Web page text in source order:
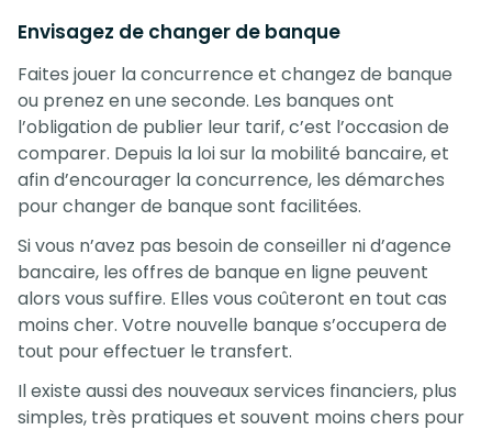
Envisagez de changer de banque
Faites jouer la concurrence et changez de banque
ou prenez en une seconde. Les banques ont
l’obligation de publier leur tarif, c’est l’occasion de
comparer. Depuis la loi sur la mobilité bancaire, et
afin d’encourager la concurrence, les démarches
pour changer de banque sont facilitées.
Si vous n’avez pas besoin de conseiller ni d’agence
bancaire, les offres de banque en ligne peuvent
alors vous suffire. Elles vous coûteront en tout cas
moins cher. Votre nouvelle banque s’occupera de
tout pour effectuer le transfert.
Il existe aussi des nouveaux services financiers, plus
simples, très pratiques et souvent moins chers pour